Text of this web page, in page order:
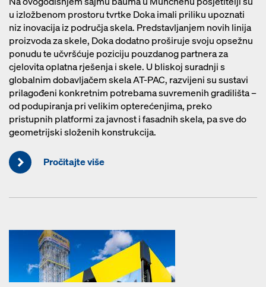
u izložbenom prostoru tvrtke Doka imali priliku upoznati
niz inovacija iz područja skela. Predstavljanjem novih linija
proizvoda za skele, Doka dodatno proširuje svoju opsežnu
ponudu te učvršćuje poziciju pouzdanog partnera za
cjelovita oplatna rješenja i skele. U bliskoj suradnji s
globalnim dobavljačem skela AT-PAC, razvijeni su sustavi
prilagođeni konkretnim potrebama suvremenih gradilišta –
od podupiranja pri velikim opterećenjima, preko
pristupnih platformi za javnost i fasadnih skela, pa sve do
geometrijski složenih konstrukcija.
Pročitajte više